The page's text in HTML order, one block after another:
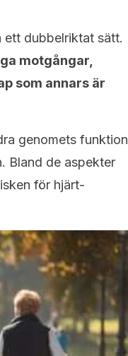
ett dubbelriktat sätt.
motgångar,
som annars är
genomets funktion
Bland de aspekter
för hjärt-